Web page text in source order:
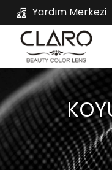
Yardım Merkezi